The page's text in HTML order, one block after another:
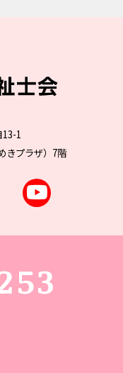
1
きプラザ）7階